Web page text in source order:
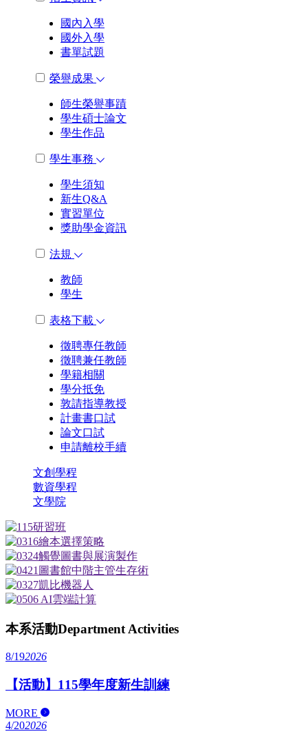
國內入學
國外入學
書單試題
榮譽成果
師生榮譽事蹟
學生碩士論文
學生作品
學生事務
學生須知
新生Q&A
實習單位
獎助學金資訊
法規
教師
學生
表格下載
徵聘專任教師
徵聘兼任教師
學籍相關
學分抵免
敦請指導教授
計畫書口試
論文口試
申請離校手續
文創學程
數資學程
文學院
本系活動Department Activities
8/192026
【活動】115學年度新生訓練
MORE
4/202026